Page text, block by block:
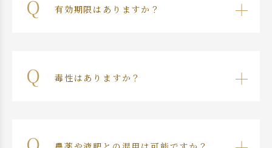
有効期限はありますか？
毒性はありますか？